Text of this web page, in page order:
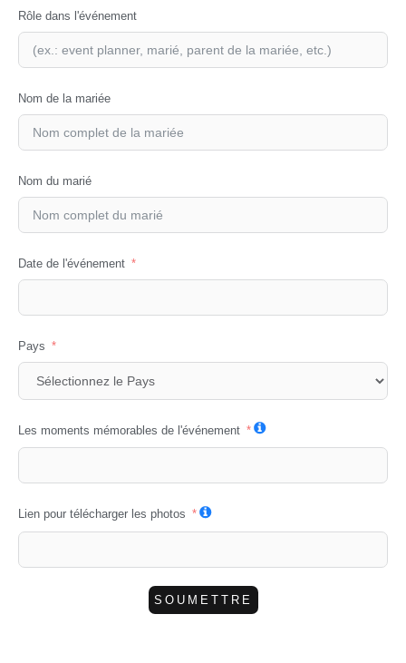
Rôle dans l'événement
Nom de la mariée
Nom du marié
Date de l'événement
Pays
Les moments mémorables de l'événement
Lien pour télécharger les photos
SOUMETTRE